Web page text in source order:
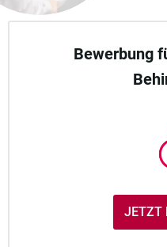
Bewerbung
JETZT